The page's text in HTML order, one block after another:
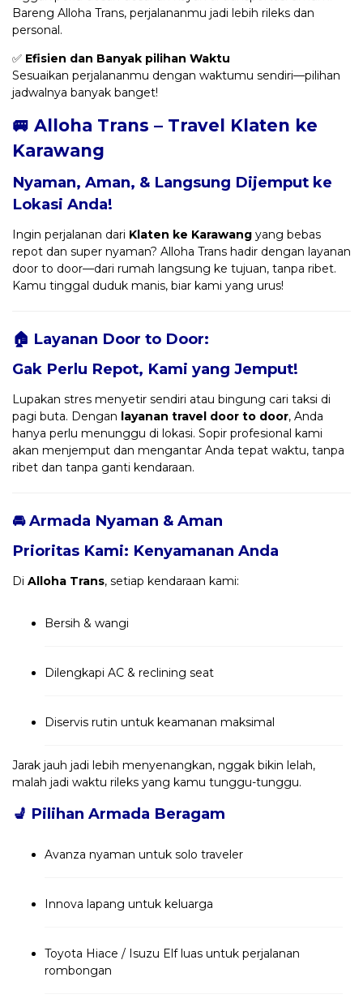
Bareng Alloha Trans, perjalananmu jadi lebih rileks dan
personal.
✅ Efisien dan Banyak pilihan Waktu
Sesuaikan perjalananmu dengan waktumu sendiri—pilihan
jadwalnya banyak banget!
🚐 Alloha Trans – Travel Klaten ke
Karawang
Nyaman, Aman, & Langsung Dijemput ke
Lokasi Anda!
Ingin perjalanan dari Klaten ke Karawang yang bebas
repot dan super nyaman? Alloha Trans hadir dengan layanan
door to door—dari rumah langsung ke tujuan, tanpa ribet.
Kamu tinggal duduk manis, biar kami yang urus!
🏠 Layanan Door to Door:
Gak Perlu Repot, Kami yang Jemput!
Lupakan stres menyetir sendiri atau bingung cari taksi di
pagi buta. Dengan layanan travel door to door, Anda
hanya perlu menunggu di lokasi. Sopir profesional kami
akan menjemput dan mengantar Anda tepat waktu, tanpa
ribet dan tanpa ganti kendaraan.
🚘 Armada Nyaman & Aman
Prioritas Kami: Kenyamanan Anda
Di Alloha Trans, setiap kendaraan kami:
Bersih & wangi
Dilengkapi AC & reclining seat
Diservis rutin untuk keamanan maksimal
Jarak jauh jadi lebih menyenangkan, nggak bikin lelah,
malah jadi waktu rileks yang kamu tunggu-tunggu.
💺 Pilihan Armada Beragam
Avanza nyaman untuk solo traveler
Innova lapang untuk keluarga
Toyota Hiace / Isuzu Elf luas untuk perjalanan
rombongan